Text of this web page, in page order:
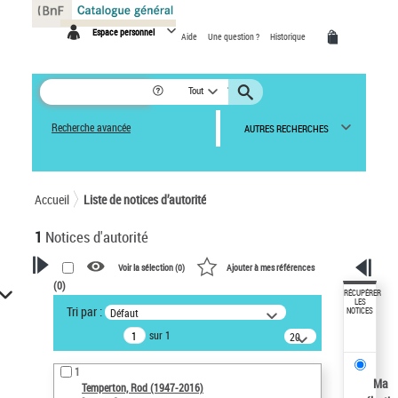
Espace personnel Aide Une question ? Historique
Tout
Recherche avancée AUTRES RECHERCHES
Accueil Liste de notices d’autorité
1 Notices d'autorité
VOTRE RECHERCHE
Recherche avancée dans les
notices d’autorité
Œuvres liées à l'auteur :
Temperton, Rod (1947-2016)
Voir la sélection (0) Ajouter à mes références
(0)
Tri par : Défaut
sur 1
20
résultats/page
1
Temperton, Rod (1947-2016)
RÉCUPÉRER
LES
NOTICES
Ma
Panneau de gestion des cookies